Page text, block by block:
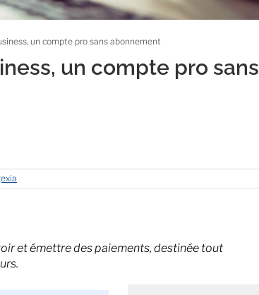
un compte pro sans abonnement
un compte pro sans
et émettre des paiements, destinée tout